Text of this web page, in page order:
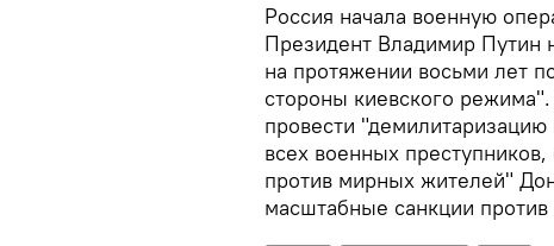
Россия начала военную
Президент Владимир Путин
на протяжении восьми лет
стороны киевского
провести
всех военных
против мирных жителей"
масштабные санкции против